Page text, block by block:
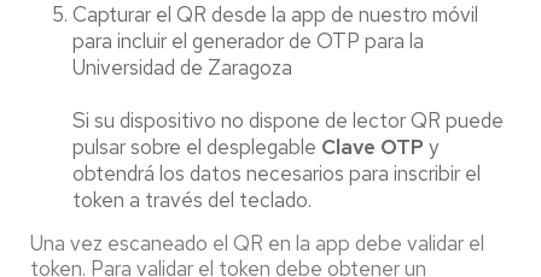
Capturar el QR desde la app de nuestro móvil
para incluir el generador de OTP para la
Universidad de Zaragoza
Si su dispositivo no dispone de lector QR puede
pulsar sobre el desplegable Clave OTP y
obtendrá los datos necesarios para inscribir el
token a través del teclado.
Una vez escaneado el QR en la app debe validar el
token. Para validar el token debe obtener un